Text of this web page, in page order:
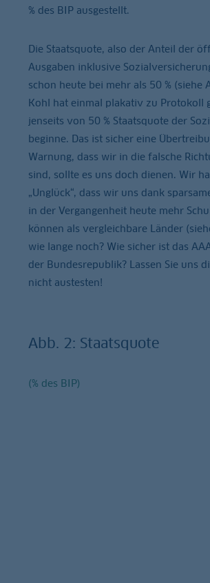
% des BIP ausgestellt.
Die Staatsquote, also der Anteil der
Ausgaben inklusive
schon heute bei mehr als 50 % (siehe
Kohl hat einmal plakativ zu Protokoll
jenseits von 50 % Staatsquote der
beginne. Das ist sicher eine
Warnung, dass wir in die falsche
sind, sollte es uns doch dienen. Wir
„Unglück“, dass wir uns dank
in der Vergangenheit heute mehr
können als vergleichbare Länder
wie lange noch? Wie sicher ist das
der Bundesrepublik? Lassen Sie uns
nicht austesten!
Abb. 2: Staatsquote
(% des BIP)